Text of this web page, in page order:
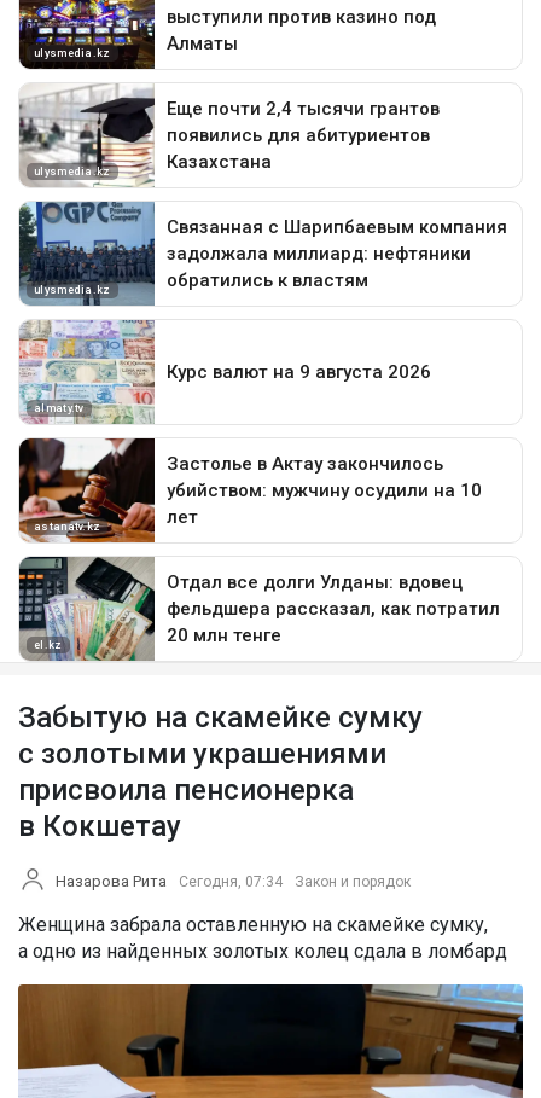
Забытую на скамейке сумку
с золотыми украшениями
присвоила пенсионерка
в Кокшетау
Назарова Рита Сегодня, 07:34 Закон и порядок
Женщина забрала оставленную на скамейке сумку,
а одно из найденных золотых колец сдала в ломбард